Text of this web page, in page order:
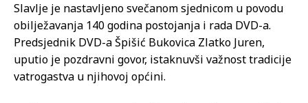
Slavlje je nastavljeno svečanom sjednicom u povodu
obilježavanja 140 godina postojanja i rada DVD-a.
Predsjednik DVD-a Špišić Bukovica Zlatko Juren,
uputio je pozdravni govor, istaknuvši važnost tradicije
vatrogastva u njihovoj općini.